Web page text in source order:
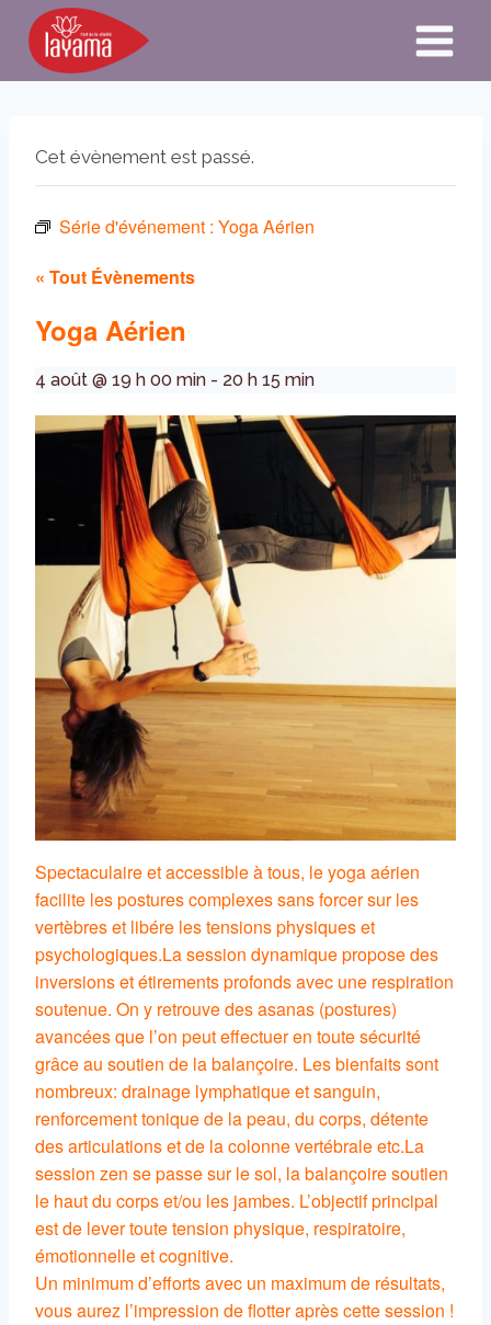
Aller
contenu
Cet évènement est passé.
Série d'événement : Yoga Aérien
« Tout Évènements
Yoga Aérien
4 août @ 19 h 00 min - 20 h 15 min
Spectaculaire et accessible à tous, le yoga aérien
facilite les postures complexes sans forcer sur les
vertèbres et libére les tensions physiques et
psychologiques.La session dynamique propose des
inversions et étirements profonds avec une respiration
soutenue. On y retrouve des asanas (postures)
avancées que l’on peut effectuer en toute sécurité
grâce au soutien de la balançoire. Les bienfaits sont
nombreux: drainage lymphatique et sanguin,
renforcement tonique de la peau, du corps, détente
des articulations et de la colonne vertébrale etc.La
session zen se passe sur le sol, la balançoire soutien
le haut du corps et/ou les jambes. L’objectif principal
est de lever toute tension physique, respiratoire,
émotionnelle et cognitive.
Un minimum d’efforts avec un maximum de résultats,
vous aurez l’impression de flotter après cette session !